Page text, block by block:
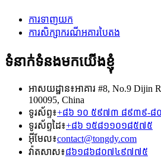
ការទាញយក
ការសិក្សាករណីអគារបៃតង
ទំនាក់ទំនងមកយើងខ្ញុំ
អាសយដ្ឋាន៖អាគារ #8, No.9 Dijin
100095, China
ទូរស័ព្ទ៖+៨៦ ១០ ៥៩៧៣ ៨៩៣៩-៨
ទូរស័ព្ទដៃ៖+៨៦ ១៥៨១១០១៨៥៧៥
អ៊ីមែល៖contact@tongdy.com
វ៉ាតសាស៖៨៦១៨៦៨០៧៤៩៧៧៥